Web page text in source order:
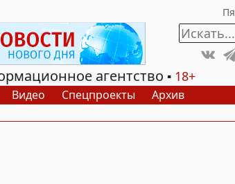
агентство
18+
Видео Спецпроекты Архив